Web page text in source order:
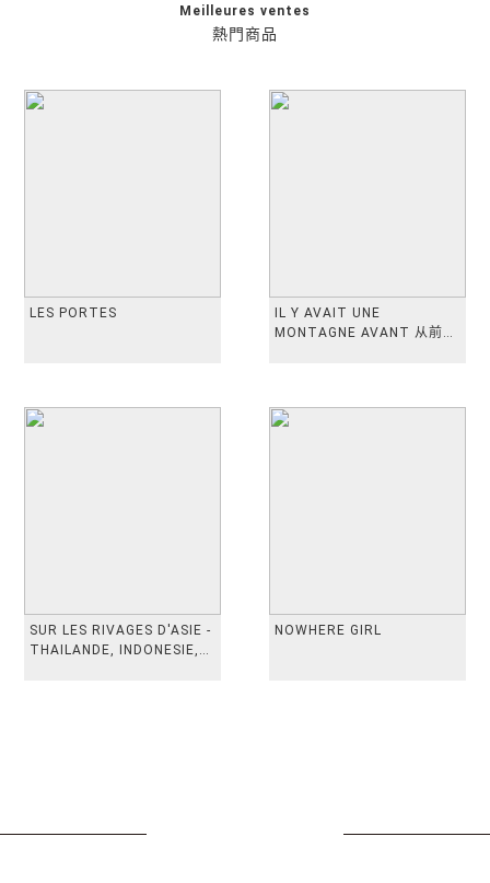
熱門商品
Meilleures ventes
LES PORTES
IL Y AVAIT UNE
MONTAGNE AVANT 从前有
SUR LES RIVAGES D'ASIE -
THAILANDE, INDONESIE,
NOWHERE GIRL